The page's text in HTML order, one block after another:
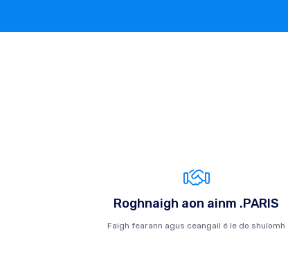
Roghnaigh aon ainm .PARIS
Faigh fearann ​​agus ceangail é le do shuíomh